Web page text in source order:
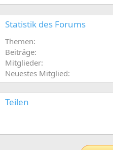
Statistik des Forums
Themen
Beiträge
Mitglieder
Neuestes Mitglied
Teilen